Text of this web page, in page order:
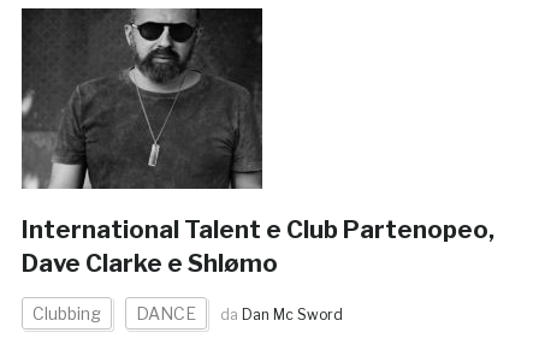
International Talent e Club Partenopeo,
Dave Clarke e Shlømo
Clubbing DANCE da Dan Mc Sword